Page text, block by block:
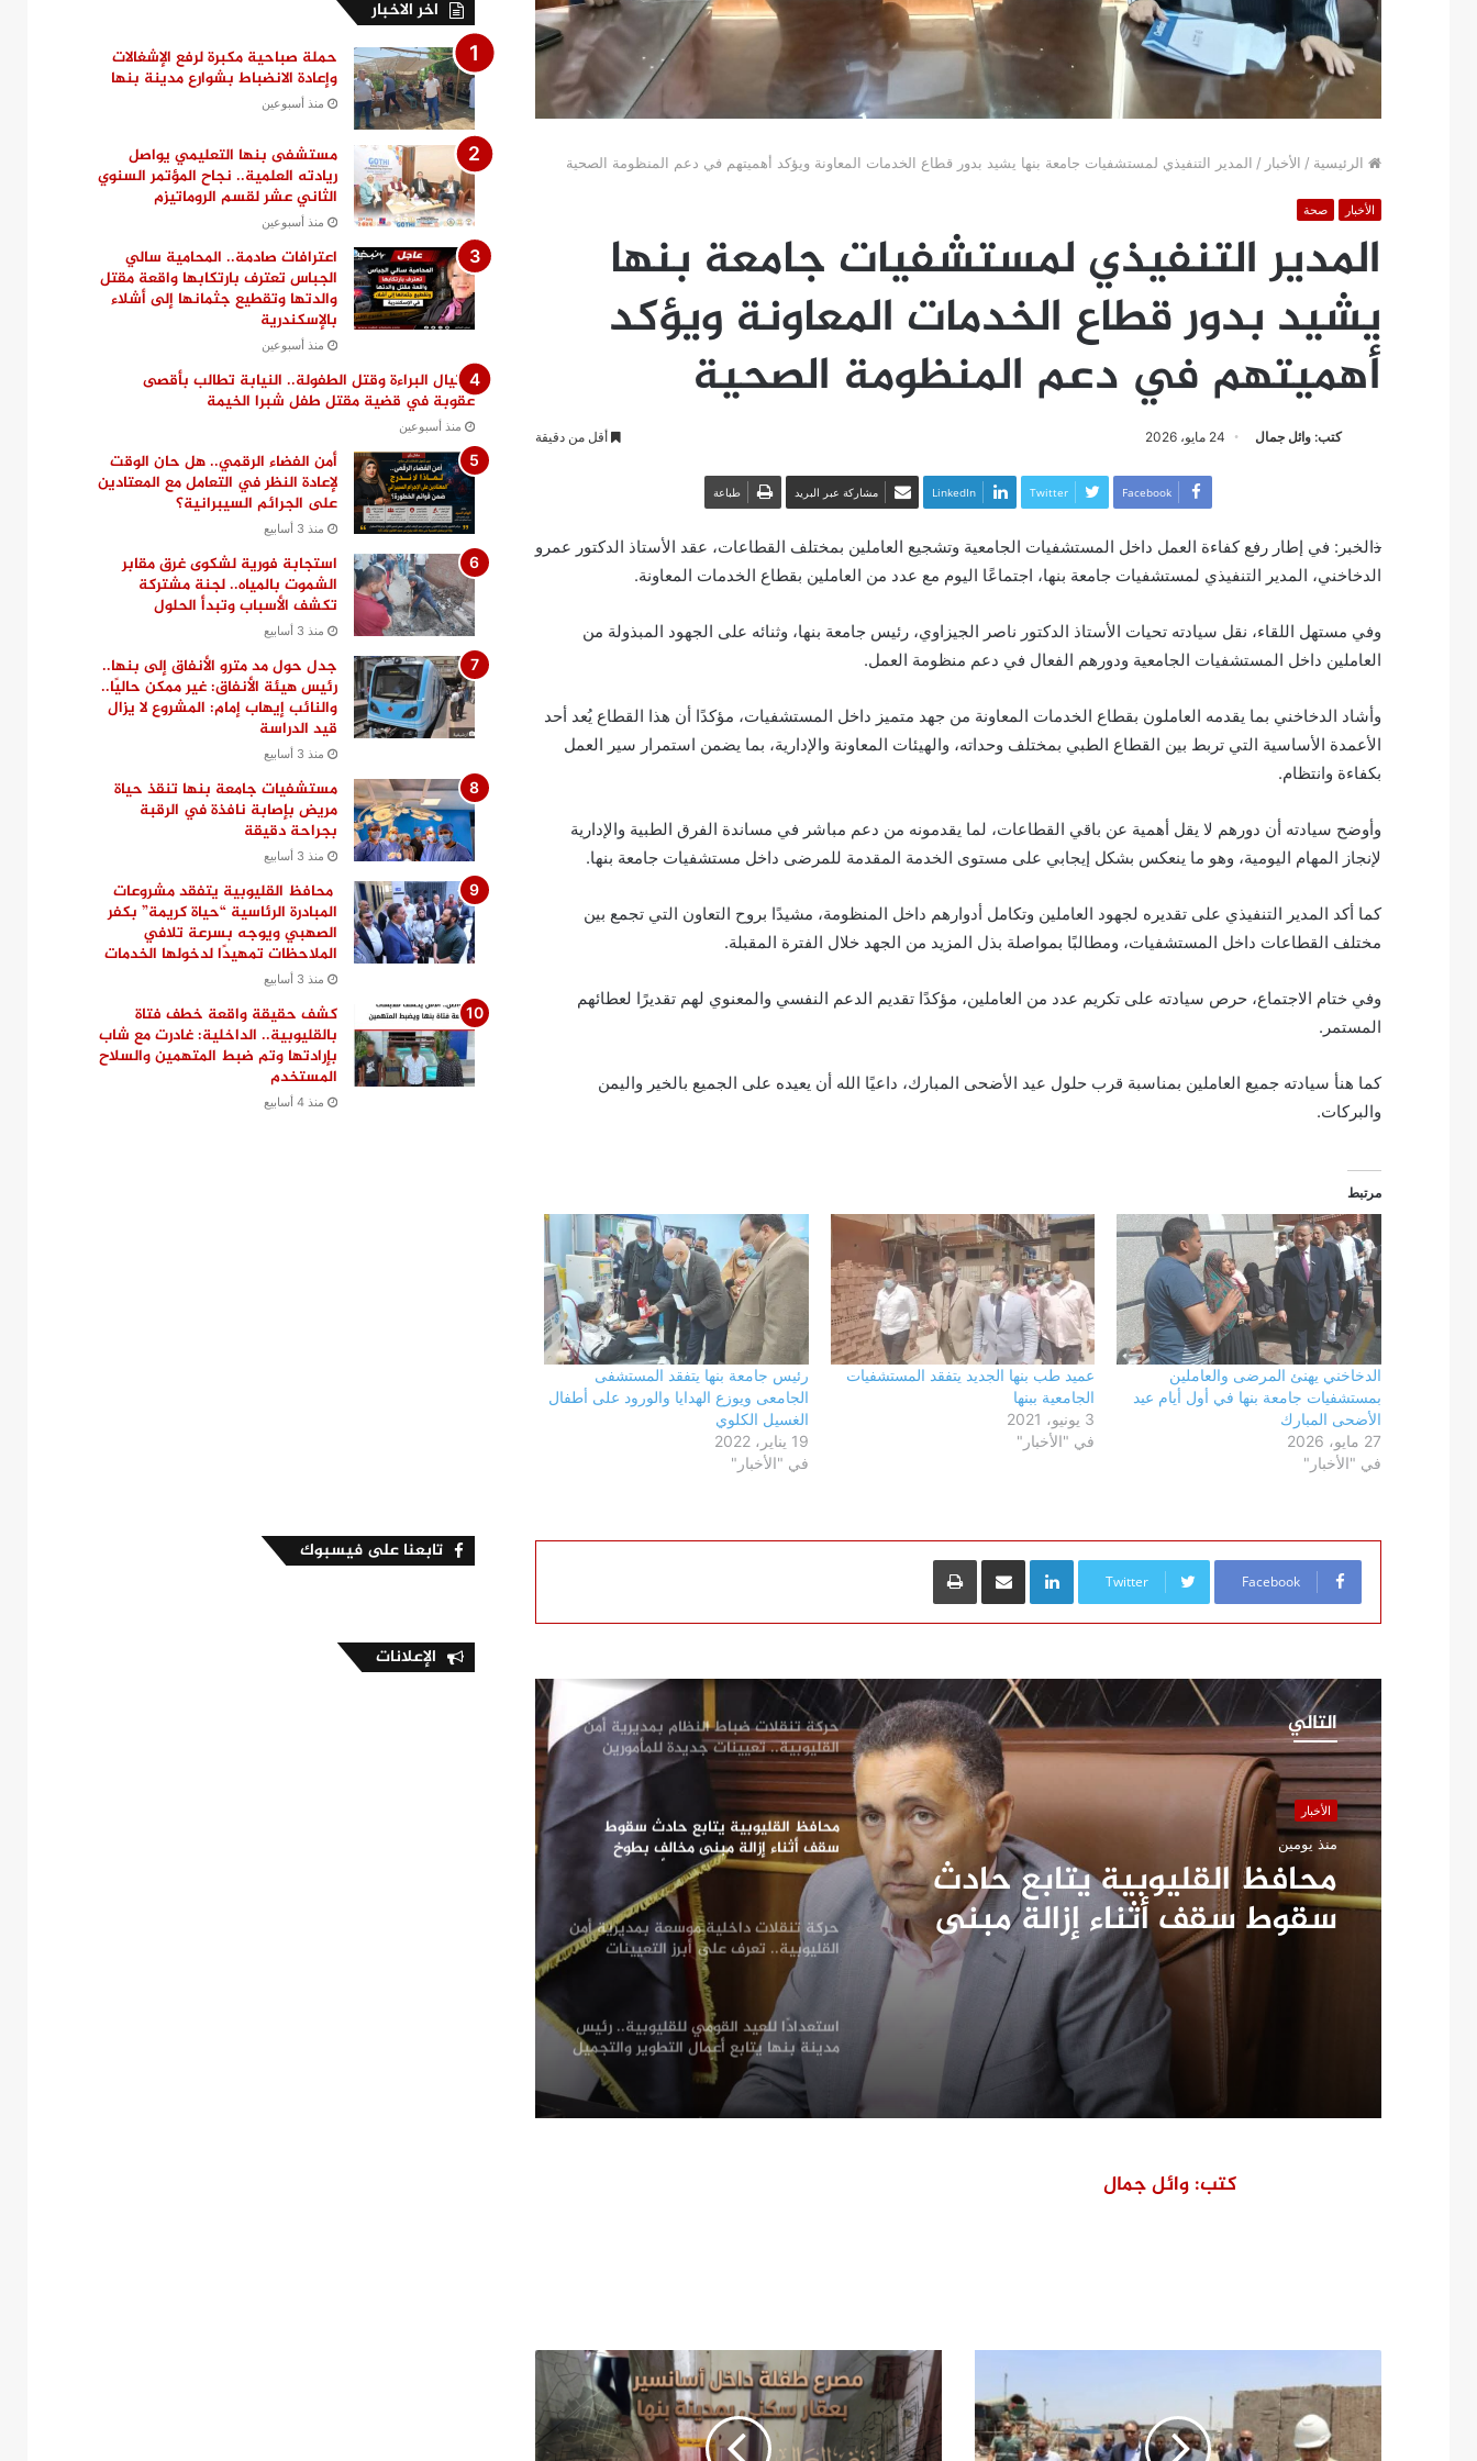
الرئيسية / الأخبار / المدير التنفيذي لمستشفيات جامعة بنها يشيد بدور قطاع الخدمات المعاونة ويؤكد أهميتهم في دعم المنظومة الصحية
الأخبار صحة
المدير التنفيذي لمستشفيات جامعة بنها
يشيد بدور قطاع الخدمات المعاونة ويؤكد
أهميتهم في دعم المنظومة الصحية
كتب: وائل جمال 24 مايو، 2026 أقل من دقيقة
Facebook
Twitter
LinkedIn مشاركة عبر البريد طباعة
ذالخبر: في إطار رفع كفاءة العمل داخل المستشفيات الجامعية وتشجيع العاملين بمختلف القطاعات، عقد الأستاذ الدكتور عمرو
الدخاخني، المدير التنفيذي لمستشفيات جامعة بنها، اجتماعًا اليوم مع عدد من العاملين بقطاع الخدمات المعاونة.
وفي مستهل اللقاء، نقل سيادته تحيات الأستاذ الدكتور ناصر الجيزاوي، رئيس جامعة بنها، وثنائه على الجهود المبذولة من
العاملين داخل المستشفيات الجامعية ودورهم الفعال في دعم منظومة العمل.
وأشاد الدخاخني بما يقدمه العاملون بقطاع الخدمات المعاونة من جهد متميز داخل المستشفيات، مؤكدًا أن هذا القطاع يُعد أحد
الأعمدة الأساسية التي تربط بين القطاع الطبي بمختلف وحداته، والهيئات المعاونة والإدارية، بما يضمن استمرار سير العمل
بكفاءة وانتظام.
وأوضح سيادته أن دورهم لا يقل أهمية عن باقي القطاعات، لما يقدمونه من دعم مباشر في مساندة الفرق الطبية والإدارية
لإنجاز المهام اليومية، وهو ما ينعكس بشكل إيجابي على مستوى الخدمة المقدمة للمرضى داخل مستشفيات جامعة بنها.
كما أكد المدير التنفيذي على تقديره لجهود العاملين وتكامل أدوارهم داخل المنظومة، مشيدًا بروح التعاون التي تجمع بين
مختلف القطاعات داخل المستشفيات، ومطالبًا بمواصلة بذل المزيد من الجهد خلال الفترة المقبلة.
وفي ختام الاجتماع، حرص سيادته على تكريم عدد من العاملين، مؤكدًا تقديم الدعم النفسي والمعنوي لهم تقديرًا لعطائهم
المستمر.
كما هنأ سيادته جميع العاملين بمناسبة قرب حلول عيد الأضحى المبارك، داعيًا الله أن يعيده على الجميع بالخير واليمن
والبركات.
مرتبط
الدخاخني يهنئ المرضى والعاملين
بمستشفيات جامعة بنها في أول أيام عيد
الأضحى المبارك
27 مايو، 2026
في "الأخبار"
عميد طب بنها الجديد يتفقد المستشفيات
الجامعية ببنها
3 يونيو، 2021
في "الأخبار"
رئيس جامعة بنها يتفقد المستشفى
الجامعى ويوزع الهدايا والورود على أطفال
الغسيل الكلوي
19 يناير، 2022
في "الأخبار"
Facebook
Twitter
LinkedInمشاركة عبر البريد طباعة
التالي
الأخبار
منذ يومين
محافظ القليوبية يتابع حادث
سقوط سقف أثناء إزالة مبنى
مخالف بطوخ ويوجه بصرف إعانة
عاجلة لأسرة العامل المتوفى
فحص شكوى بشأن بناء في مجول..
والمعاينة تؤكد سلامة الترخيص ومتابعة
التنفيذ ميدانيًا
حزب الجبهة الوطنية بالقليوبية: أمن مصر
وسيادتها خط أحمر.. والاصطفاف الوطني
ضرورة لمواجهة التحديات وحملات
التضليل
محافظ القليوبية يتفقد انتظام العمل
بالفترة المسائية للعيادات الخارجية
بمستشفى بنها التعليمي عقب بدء
لصناعة مواسير الفخار لبحث تعزيز التعاون
وزيرة التنمية المحلية والبيئة ومحافظ
حركة تنقلات ضباط النظام بمديرية أمن
القليوبية.. تعيينات جديدة للمأمورين
ونوابهم
محافظ القليوبية يتابع حادث سقوط
سقف أثناء إزالة مبنى مخالف بطوخ
ويوجه بصرف إعانة عاجلة لأسرة العامل
المتوفى
حركة تنقلات داخلية موسعة بمديرية أمن
القليوبية.. تعرف على أبرز التعيينات
استعدادًا للعيد القومي للقليوبية.. رئيس
مدينة بنها يتابع أعمال التطوير والتجميل
لظهور المدينة في أبهى صورها
محافظ القليوبية يبدأ جولته بشبين
وسيادتها خط أحمر.. والاصطفاف الوطني
ضرورة لمواجهة التحديات وحملات
التضليل
محافظ القليوبية يتفقد انتظام العمل
بالفترة المسائية للعيادات الخارجية
كتب: وائل جمال
اخر الاخبار
حملة صباحية مكبرة لرفع الإشغالات
وإعادة الانضباط بشوارع مدينة بنها
منذ أسبوعين
مستشفى بنها التعليمي يواصل
ريادته العلمية.. نجاح المؤتمر السنوي
الثاني عشر لقسم الروماتيزم
منذ أسبوعين
اعترافات صادمة.. المحامية سالي
الجباس تعترف بارتكابها واقعة مقتل
والدتها وتقطيع جثمانها إلى أشلاء
بالإسكندرية
منذ أسبوعين
اغتيال البراءة وقتل الطفولة.. النيابة تطالب بأقصى
عقوبة في قضية مقتل طفل شبرا الخيمة
منذ أسبوعين
أمن الفضاء الرقمي.. هل حان الوقت
لإعادة النظر في التعامل مع المعتادين
على الجرائم السيبرانية؟
منذ 3 أسابيع
استجابة فورية لشكوى غرق مقابر
الشموت بالمياه.. لجنة مشتركة
تكشف الأسباب وتبدأ الحلول
منذ 3 أسابيع
جدل حول مد مترو الأنفاق إلى بنها..
رئيس هيئة الأنفاق: غير ممكن حاليًا..
والنائب إيهاب إمام: المشروع لا يزال
قيد الدراسة
منذ 3 أسابيع
مستشفيات جامعة بنها تنقذ حياة
مريض بإصابة نافذة في الرقبة
بجراحة دقيقة
منذ 3 أسابيع
محافظ القليوبية يتفقد مشروعات
المبادرة الرئاسية “حياة كريمة” بكفر
الصهبي ويوجه بسرعة تلافي
الملاحظات تمهيدًا لدخولها الخدمات
منذ 3 أسابيع
كشف حقيقة واقعة خطف فتاة
بالقليوبية.. الداخلية: غادرت مع شاب
بإرادتها وتم ضبط المتهمين والسلاح
المستخدم
منذ 4 أسابيع
تابعنا على فيسبوك
الإعلانات